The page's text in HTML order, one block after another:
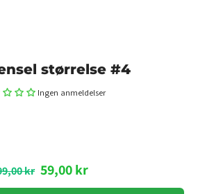
størrelse #4
Ingen anmeldelser
kr 59,00 kr